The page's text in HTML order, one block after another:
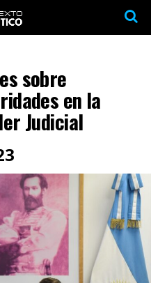
sobre
en la
Judicial